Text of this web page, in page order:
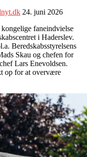
24. juni 2026
faneindvielse
i Haderslev.
Beredskabsstyrelsens
Skau og chefen for
Lars Enevoldsen.
op for at overvære